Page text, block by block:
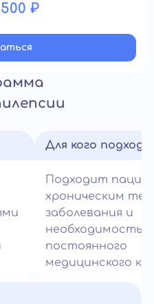
₽
Для кого
Подходит
хроническим
заболевания и
необходимостью
постоянного
медицинского